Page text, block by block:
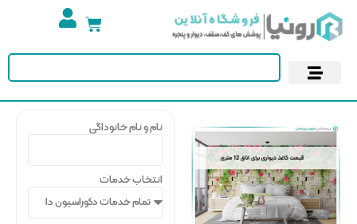
نام و نام خانوداگی
انتخاب خدمات